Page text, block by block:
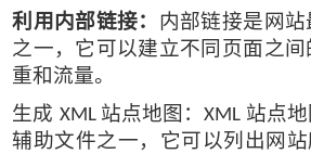
利用内部链接： 内部链接是网
之一，它可以建立不同页面之
重和流量。
生成 XML 站点地图：XML 站点
辅助文件之一，它可以列出网